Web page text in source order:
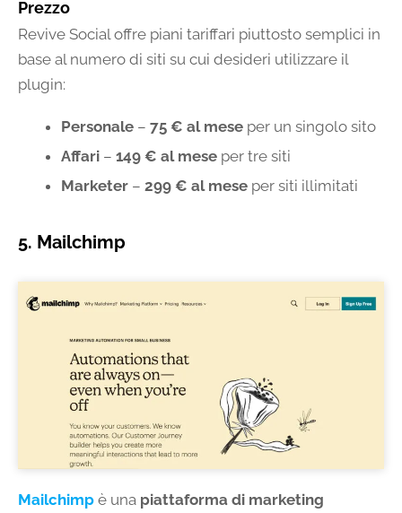
Prezzo
Revive Social offre piani tariffari piuttosto semplici in
base al numero di siti su cui desideri utilizzare il
plugin:
Personale – 75 € al mese per un singolo sito
Affari – 149 € al mese per tre siti
Marketer – 299 € al mese per siti illimitati
5. Mailchimp
Mailchimp è una piattaforma di marketing